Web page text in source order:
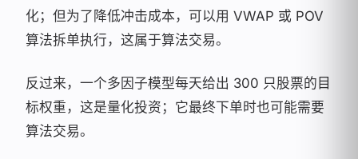
化；但为了降低冲击成本，可以用 VWAP 或 POV
算法拆单执行，这属于算法交易。
反过来，一个多因子模型每天给出 300 只股票的目
标权重，这是量化投资；它最终下单时也可能需要
算法交易。